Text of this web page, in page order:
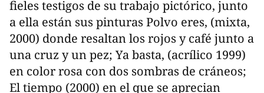
fieles testigos de su trabajo pictórico, junto
a ella están sus pinturas Polvo eres, (mixta,
2000) donde resaltan los rojos y café junto a
una cruz y un pez; Ya basta, (acrílico 1999)
en color rosa con dos sombras de cráneos;
El tiempo (2000) en el que se aprecian